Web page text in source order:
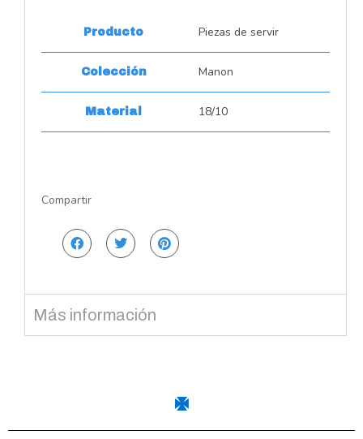
Producto Piezas de servir
Colección Manon
Material 18/10
Compartir
Más información